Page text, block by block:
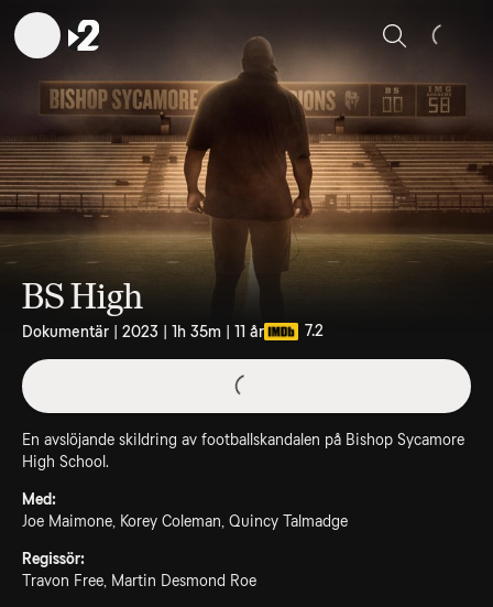
Sök
BS High
Dokumentär | 2023 | 1h 35m | 11 år 7.2
En avslöjande skildring av footballskandalen på Bishop Sycamore
High School.
Med:
Joe Maimone, Korey Coleman, Quincy Talmadge
Regissör:
Travon Free, Martin Desmond Roe